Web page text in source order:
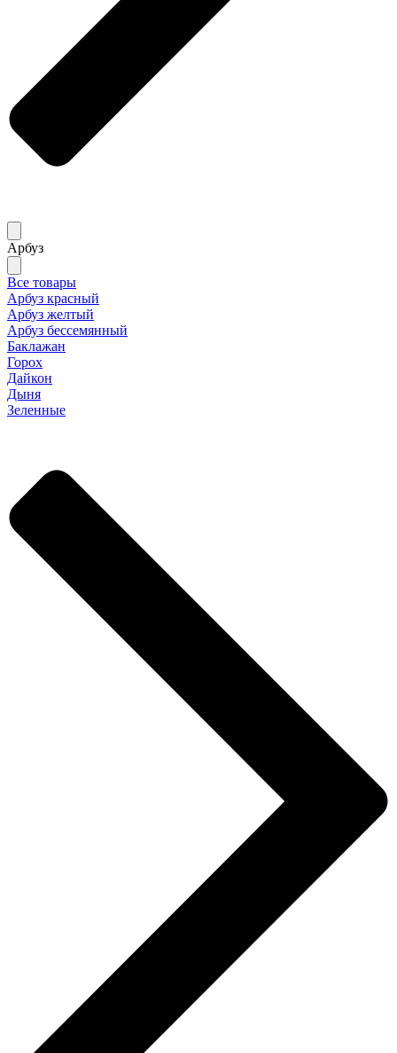
Арбуз
Все товары
Арбуз красный
Арбуз желтый
Арбуз бессемянный
Баклажан
Горох
Дайкон
Дыня
Зеленные